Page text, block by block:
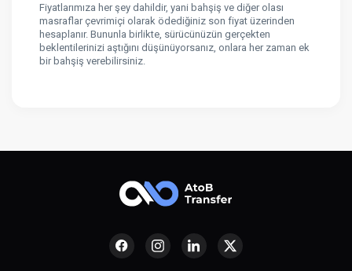
Fiyatlarımıza her şey dahildir, yani bahşiş ve diğer olası
masraflar çevrimiçi olarak ödediğiniz son fiyat üzerinden
hesaplanır. Bununla birlikte, sürücünüzün gerçekten
beklentilerinizi aştığını düşünüyorsanız, onlara her zaman ek
bir bahşiş verebilirsiniz.